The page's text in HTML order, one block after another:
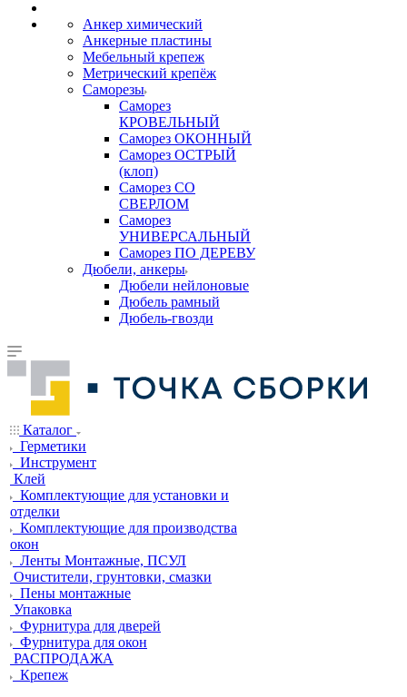
Анкер химический
Анкерные пластины
Мебельный крепеж
Метрический крепёж
Саморезы
Саморез
КРОВЕЛЬНЫЙ
Саморез ОКОННЫЙ
Саморез ОСТРЫЙ
(клоп)
Саморез СО
СВЕРЛОМ
Саморез
УНИВЕРСАЛЬНЫЙ
Саморез ПО ДЕРЕВУ
Дюбели, анкеры
Дюбели нейлоновые
Дюбель рамный
Дюбель-гвозди
Каталог
Герметики
Инструмент
Клей
Комплектующие для установки и
отделки
Комплектующие для производства
окон
Ленты Монтажные, ПСУЛ
Очистители, грунтовки, смазки
Пены монтажные
Упаковка
Фурнитура для дверей
Фурнитура для окон
РАСПРОДАЖА
Крепеж